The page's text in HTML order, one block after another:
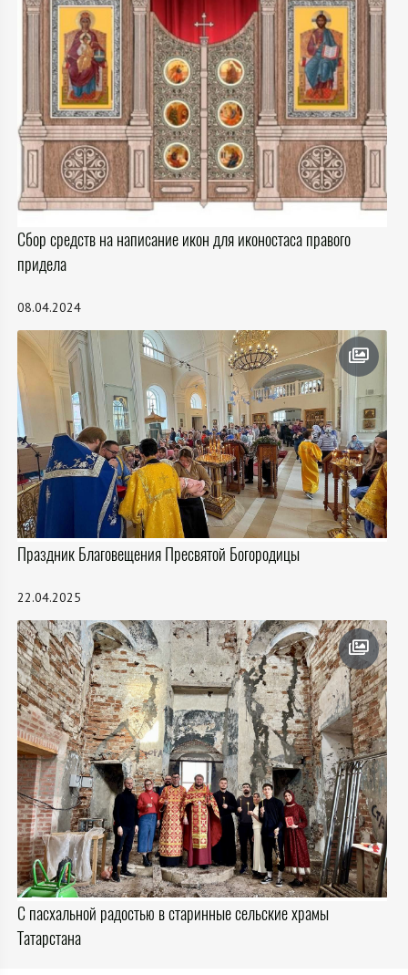
Сбор средств на написание икон для иконостаса правого
придела
08.04.2024
Праздник Благовещения Пресвятой Богородицы
22.04.2025
С пасхальной радостью в старинные сельские храмы
Татарстана